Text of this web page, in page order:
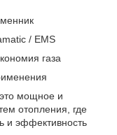
/ EMS
газа
мощное и
отопления, где
и эффективность